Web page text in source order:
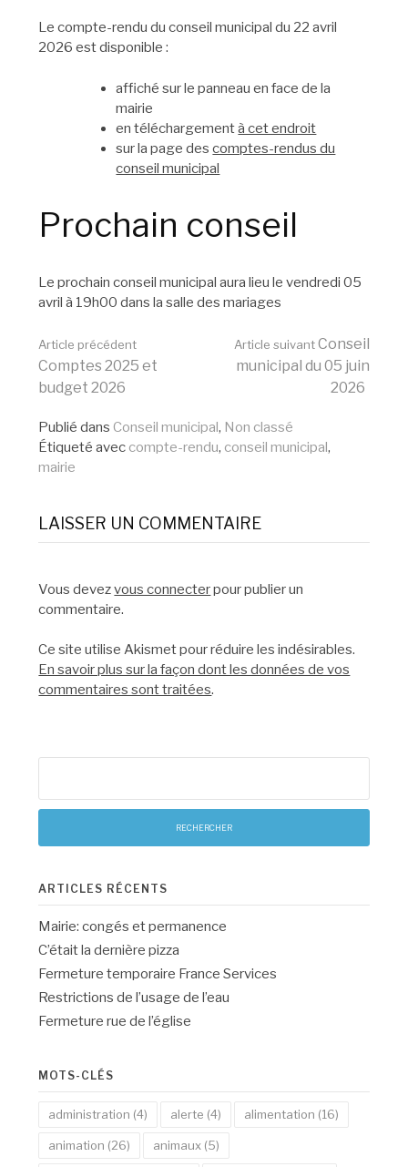
Le compte-rendu du conseil municipal du 22 avril
2026 est disponible :
affiché sur le panneau en face de la
mairie
en téléchargementà cet endroit
sur la page descomptes-rendus du
conseil municipal
Prochain conseil
Le prochain conseil municipal aura lieu le vendredi 05
avril à 19h00 dans la salle des mariages
Lire
la
suite
Article précédent
Comptes 2025 et
budget 2026
Article suivantConseil
municipal du 05 juin
2026
Publié dans Conseil municipal, Non classé
Étiqueté avec compte-rendu, conseil municipal,
mairie
LAISSER UN COMMENTAIRE
Vous devezvous connecterpour publier un
commentaire.
Ce site utilise Akismet pour réduire les indésirables.
En savoir plus sur la façon dont les données de vos
commentaires sont traitées.
ARTICLES RÉCENTS
Mairie: congés et permanence
C’était la dernière pizza
Fermeture temporaire France Services
Restrictions de l’usage de l’eau
Fermeture rue de l’église
MOTS-CLÉS
administration (4) alerte (4) alimentation (16)
animation (26) animaux (5)